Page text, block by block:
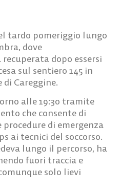
tardo pomeriggio lungo
dove
dopo essersi
sul sentiero 145 in
Careggine.
alle 19:30 tramite
che consente di
di emergenza
ai tecnici del soccorso.
lungo il percorso, ha
fuori traccia e
solo lievi